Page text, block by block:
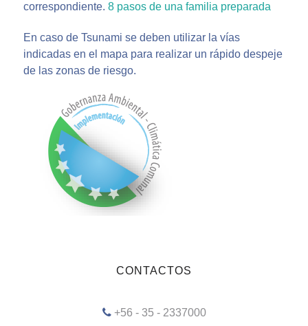
correspondiente. 8 pasos de una familia preparada
En caso de Tsunami se deben utilizar la vías
indicadas en el mapa para realizar un rápido despeje
de las zonas de riesgo.
CONTACTOS
+56 - 35 - 2337000